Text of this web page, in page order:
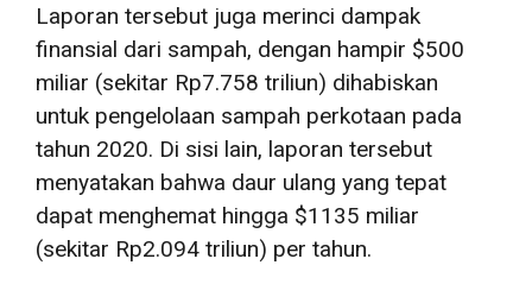
Laporan tersebut juga merinci dampak
finansial dari sampah, dengan hampir $500
miliar (sekitar Rp7.758 triliun) dihabiskan
untuk pengelolaan sampah perkotaan pada
tahun 2020. Di sisi lain, laporan tersebut
menyatakan bahwa daur ulang yang tepat
dapat menghemat hingga $1135 miliar
(sekitar Rp2.094 triliun) per tahun.